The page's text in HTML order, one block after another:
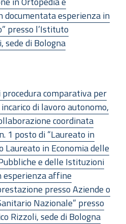
documentata esperienza in
presso l’Istituto
sede di Bologna
comparativa per
di lavoro autonomo,
coordinata
1 posto di “Laureato in
Laureato in Economia delle
e delle Istituzioni
esperienza affine
presso Aziende o
Nazionale” presso
Rizzoli, sede di Bologna